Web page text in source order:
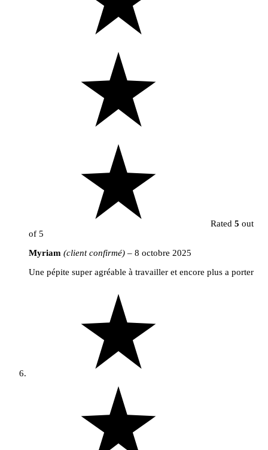
Rated 5 out
of 5
Myriam (client confirmé) – 8 octobre 2025
Une pépite super agréable à travailler et encore plus a porter